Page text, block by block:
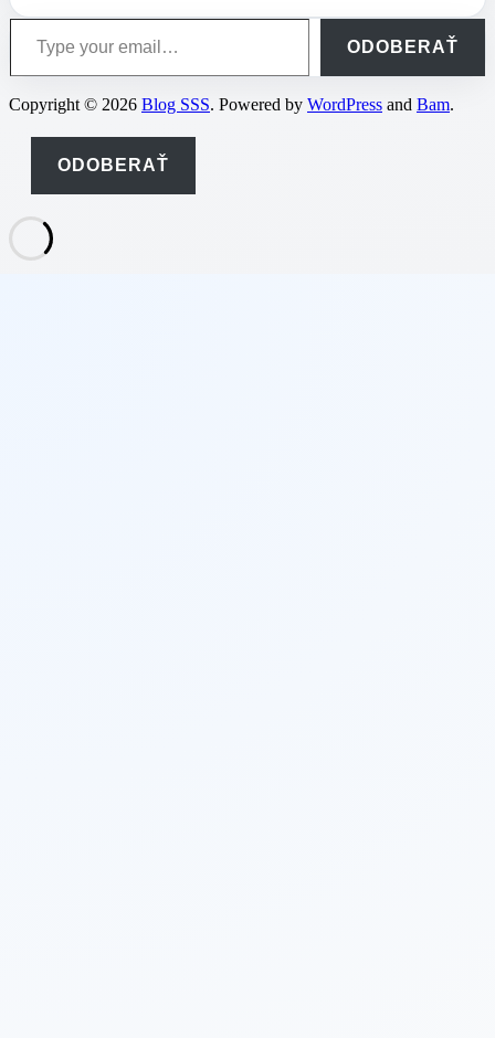
Type your email…
ODOBERAŤ
Copyright © 2026 Blog SSS. Powered by WordPress and Bam.
ODOBERAŤ